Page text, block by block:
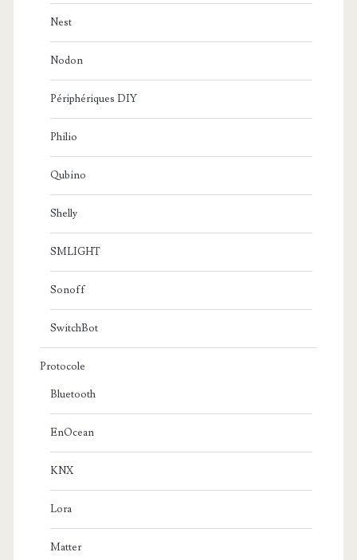
Nest
Nodon
Périphériques DIY
Philio
Qubino
Shelly
SMLIGHT
Sonoff
SwitchBot
Protocole
Bluetooth
EnOcean
KNX
Lora
Matter